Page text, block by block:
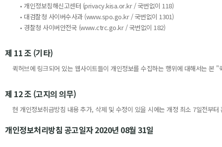
• 개인정보침해신고센터 (privacy.kisa.or.kr / 국번없이 118)
• 대검찰청 사이버수사과 (www.spo.go.kr / 국번없이 1301)
• 경찰청 사이버안전국 (www.ctrc.go.kr / 국번없이 182)
제 11 조 (기타)
퀵허브에 링크되어 있는 웹사이트들이 개인정보를 수집하는 행위에 대해서는 본
제 12 조 (고지의 의무)
현 개인정보취급방침 내용 추가, 삭제 및 수정이 있을 시에는 개정 최소 7일전부
개인정보처리방침 공고일자 2020년 08월 31일